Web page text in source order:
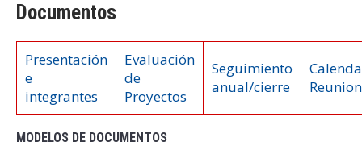
SOCIOLOGÍA
TRABAJO SOCIAL
PUBLICACIONES
EXTENSIÓN
BIBLIOTECA
Documentos
Presentación
e
integrantes
Evaluación
de
Proyectos
Seguimiento
anual/cierre
MODELOS DE DOCUMENTOS